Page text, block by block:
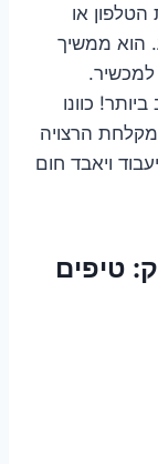
או
הוא ממשיך
כוונו
הרצויה
ויאבד חום
טיפים